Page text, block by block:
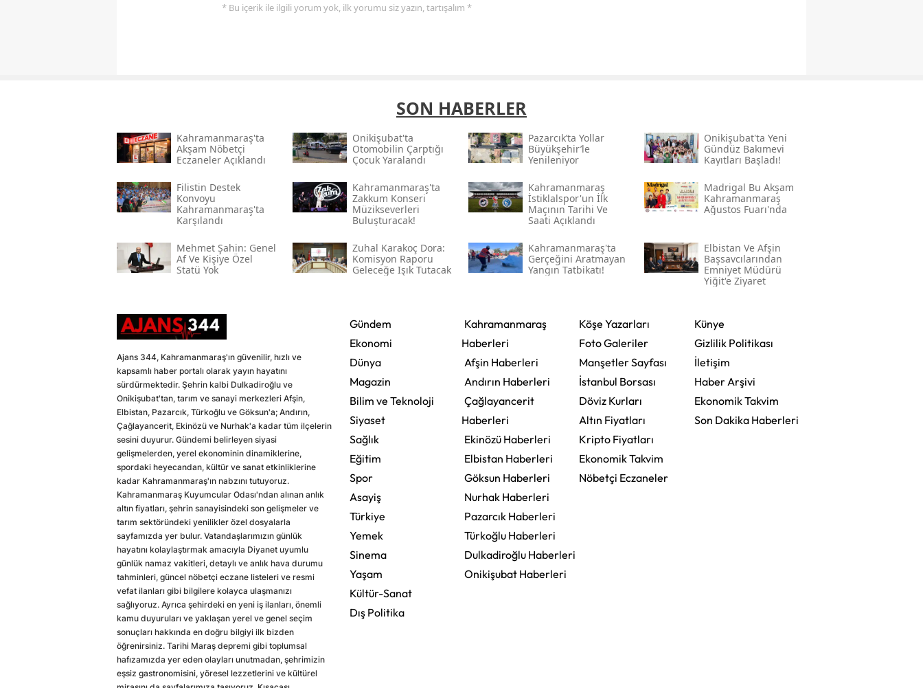
* Bu içerik ile ilgili yorum yok, ilk yorumu siz yazın, tartışalım *
SON HABERLER
Kahramanmaraş'ta
Akşam Nöbetçi
Eczaneler Açıklandı
Onikişubat'ta
Otomobilin Çarptığı
Çocuk Yaralandı
Pazarcık’ta Yollar
Büyükşehir’le
Yenileniyor
Onikişubat'ta Yeni
Gündüz Bakımevi
Kayıtları Başladı!
Filistin Destek
Konvoyu
Kahramanmaraş'ta
Karşılandı
Kahramanmaraş'ta
Zakkum Konseri
Müzikseverleri
Buluşturacak!
Kahramanmaraş
İstiklalspor'un İlk
Maçının Tarihi Ve
Saati Açıklandı
Madrigal Bu Akşam
Kahramanmaraş
Ağustos Fuarı'nda
Mehmet Şahin: Genel
Af Ve Kişiye Özel
Statü Yok
Zuhal Karakoç Dora:
Komisyon Raporu
Geleceğe Işık Tutacak
Kahramanmaraş'ta
Gerçeğini Aratmayan
Yangın Tatbikatı!
Elbistan Ve Afşin
Başsavcılarından
Emniyet Müdürü
Yiğit'e Ziyaret
Ajans 344, Kahramanmaraş'ın güvenilir, hızlı ve
kapsamlı haber portalı olarak yayın hayatını
sürdürmektedir. Şehrin kalbi Dulkadiroğlu ve
Onikişubat'tan, tarım ve sanayi merkezleri Afşin,
Elbistan, Pazarcık, Türkoğlu ve Göksun'a; Andırın,
Çağlayancerit, Ekinözü ve Nurhak'a kadar tüm ilçelerin
sesini duyurur. Gündemi belirleyen siyasi
gelişmelerden, yerel ekonominin dinamiklerine,
spordaki heyecandan, kültür ve sanat etkinliklerine
kadar Kahramanmaraş'ın nabzını tutuyoruz.
Kahramanmaraş Kuyumcular Odası'ndan alınan anlık
altın fiyatları, şehrin sanayisindeki son gelişmeler ve
tarım sektöründeki yenilikler özel dosyalarla
sayfamızda yer bulur. Vatandaşlarımızın günlük
hayatını kolaylaştırmak amacıyla Diyanet uyumlu
günlük namaz vakitleri, detaylı ve anlık hava durumu
tahminleri, güncel nöbetçi eczane listeleri ve resmi
vefat ilanları gibi bilgilere kolayca ulaşmanızı
sağlıyoruz. Ayrıca şehirdeki en yeni iş ilanları, önemli
kamu duyuruları ve yaklaşan yerel ve genel seçim
sonuçları hakkında en doğru bilgiyi ilk bizden
öğrenirsiniz. Tarihi Maraş depremi gibi toplumsal
hafızamızda yer eden olayları unutmadan, şehrimizin
eşsiz gastronomisini, yöresel lezzetlerini ve kültürel
Gündem
Ekonomi
Dünya
Magazin
Bilim ve Teknoloji
Siyaset
Sağlık
Eğitim
Spor
Asayiş
Türkiye
Yemek
Sinema
Yaşam
Kültür-Sanat
Dış Politika
Kahramanmaraş
Haberleri
Afşin Haberleri
Andırın Haberleri
Çağlayancerit
Haberleri
Ekinözü Haberleri
Elbistan Haberleri
Göksun Haberleri
Nurhak Haberleri
Pazarcık Haberleri
Türkoğlu Haberleri
Dulkadiroğlu Haberleri
Onikişubat Haberleri
Köşe Yazarları
Foto Galeriler
Manşetler Sayfası
İstanbul Borsası
Döviz Kurları
Altın Fiyatları
Kripto Fiyatları
Ekonomik Takvim
Nöbetçi Eczaneler
Künye
Gizlilik Politikası
İletişim
Haber Arşivi
Ekonomik Takvim
Son Dakika Haberleri